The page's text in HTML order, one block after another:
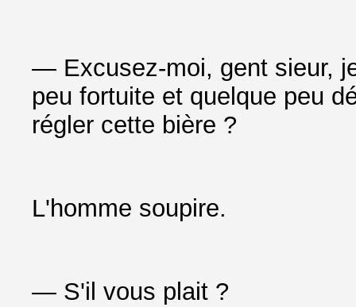
— Excusez-moi, gent sieur,
peu fortuite et quelque peu
régler cette bière ?
L'homme soupire.
— S'il vous plait ?